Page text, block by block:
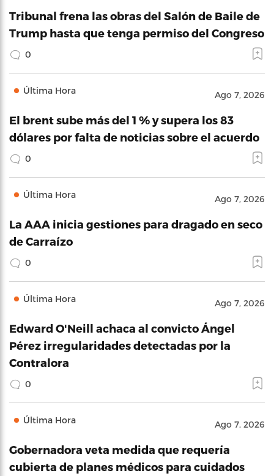
Tribunal frena las obras del Salón de Baile de
Trump hasta que tenga permiso del Congreso
0
Última Hora Ago 7, 2026
El brent sube más del 1 % y supera los 83
dólares por falta de noticias sobre el acuerdo
0
Última Hora Ago 7, 2026
La AAA inicia gestiones para dragado en seco
de Carraízo
0
Última Hora Ago 7, 2026
Edward O'Neill achaca al convicto Ángel
Pérez irregularidades detectadas por la
Contralora
0
Última Hora Ago 7, 2026
Gobernadora veta medida que requería
cubierta de planes médicos para cuidados